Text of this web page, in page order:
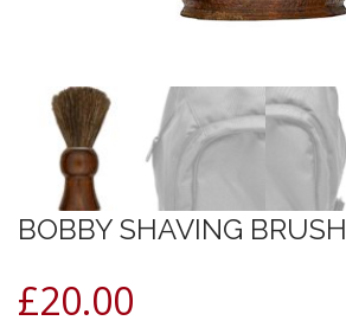
BOBBY SHAVING BRUSH
£20.00